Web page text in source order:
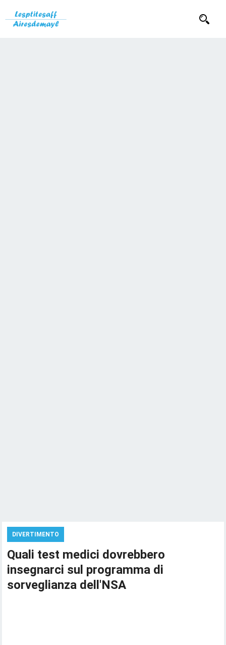
DIVERTIMENTO
Quali test medici dovrebbero
insegnarci sul programma di
sorveglianza dell'NSA